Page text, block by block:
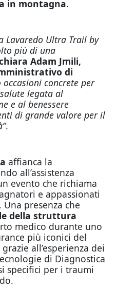
in montagna.
Lavaredo Ultra Trail by
più di una
Adam Jmili,
di
occasioni concrete per
legata al
e al benessere
di grande valore per il
.
affianca la
all’assistenza
evento che richiama
e appassionati
presenza che
della struttura
medico durante uno
più iconici del
all’esperienza dei
di Diagnostica
specifici per i traumi